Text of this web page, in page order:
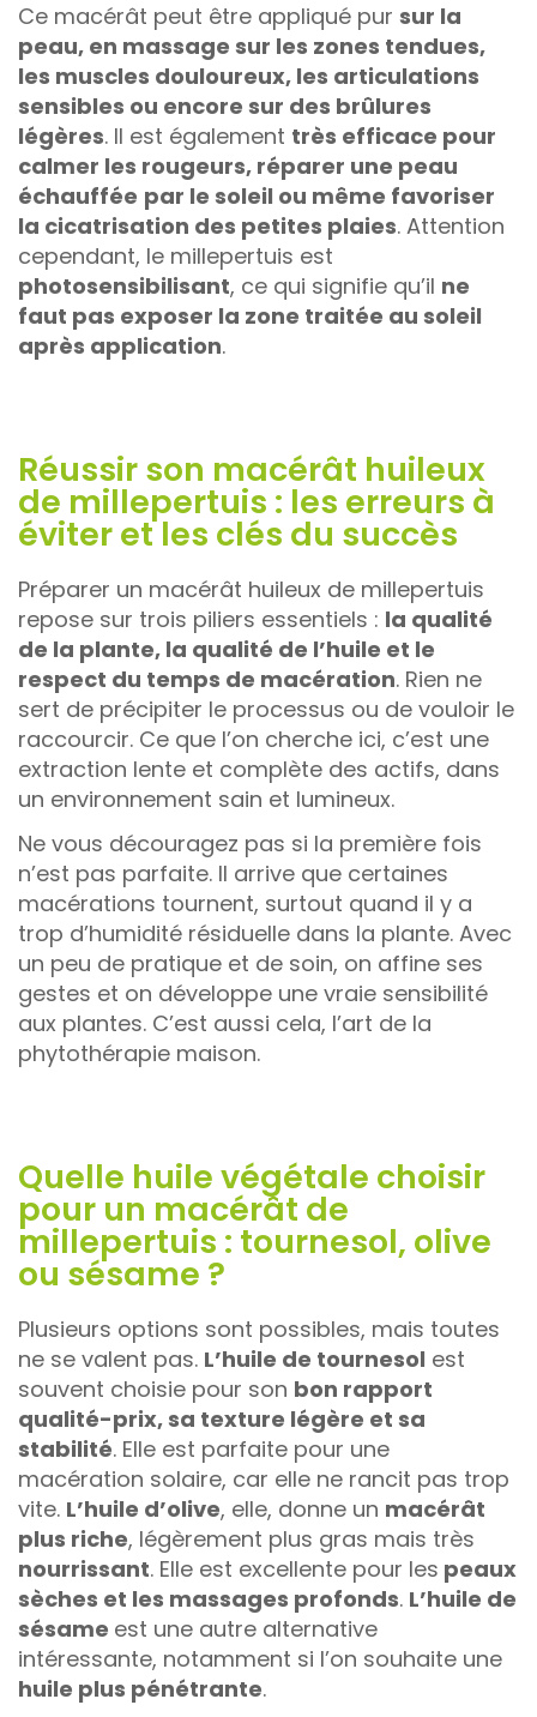
Ce macérât peut être appliqué pur sur la
peau, en massage sur les zones tendues,
les muscles douloureux, les articulations
sensibles ou encore sur des brûlures
légères. Il est également très efficace pour
calmer les rougeurs, réparer une peau
échauffée par le soleil ou même favoriser
la cicatrisation des petites plaies. Attention
cependant, le millepertuis est
photosensibilisant, ce qui signifie qu’il ne
faut pas exposer la zone traitée au soleil
après application.
Réussir son macérât huileux
de millepertuis : les erreurs à
éviter et les clés du succès
Préparer un macérât huileux de millepertuis
repose sur trois piliers essentiels : la qualité
de la plante, la qualité de l’huile et le
respect du temps de macération. Rien ne
sert de précipiter le processus ou de vouloir le
raccourcir. Ce que l’on cherche ici, c’est une
extraction lente et complète des actifs, dans
un environnement sain et lumineux.
Ne vous découragez pas si la première fois
n’est pas parfaite. Il arrive que certaines
macérations tournent, surtout quand il y a
trop d’humidité résiduelle dans la plante. Avec
un peu de pratique et de soin, on affine ses
gestes et on développe une vraie sensibilité
aux plantes. C’est aussi cela, l’art de la
phytothérapie maison.
Quelle huile végétale choisir
pour un macérât de
millepertuis : tournesol, olive
ou sésame ?
Plusieurs options sont possibles, mais toutes
ne se valent pas. L’huile de tournesol est
souvent choisie pour son bon rapport
qualité-prix, sa texture légère et sa
stabilité. Elle est parfaite pour une
macération solaire, car elle ne rancit pas trop
vite. L’huile d’olive, elle, donne un macérât
plus riche, légèrement plus gras mais très
nourrissant. Elle est excellente pour les peaux
sèches et les massages profonds. L’huile de
sésame est une autre alternative
intéressante, notamment si l’on souhaite une
huile plus pénétrante.